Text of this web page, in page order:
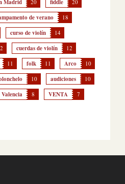
Madrid 20 fiddle 20
de verano 18
curso de violín 14
cuerdas de violín 12
11 folk 11 Arco 10
10 audiciones 10
Valencia 8 VENTA 7